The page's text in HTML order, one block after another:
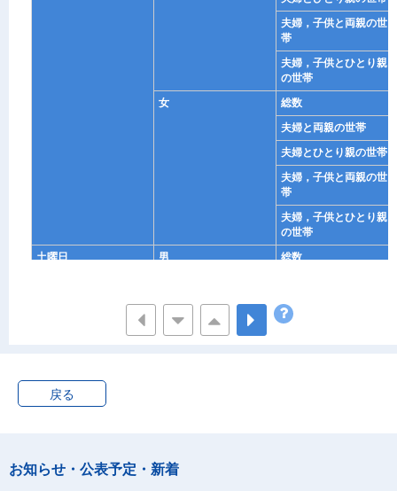
夫婦，子供と両親の世
帯
夫婦，子供とひとり親
の世帯
女
総数
夫婦と両親の世帯
夫婦とひとり親の世帯
夫婦，子供と両親の世
帯
夫婦，子供とひとり親
の世帯
土曜日
男
総数
夫婦とひとり親の世帯
戻る
お知らせ・公表予定・新着